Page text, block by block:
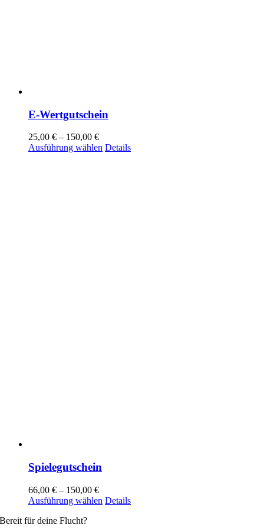
E-Wertgutschein
25,00 € – 150,00 €
Ausführung wählen Dieses
Details
Spielegutschein
66,00 € – 150,00 €
Ausführung wählen Dieses
Details
Bereit für deine Flucht?